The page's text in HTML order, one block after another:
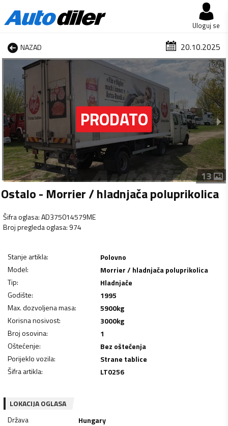
Uloguj se
NAZAD 20.10.2025
1 od 13
13
Ostalo - Morrier / hladnjača poluprikolica
Šifra oglasa:AD375014579ME
Broj pregleda oglasa: 974
Stanje artikla:
Polovno
Model:
Morrier / hladnjača poluprikolica
Tip:
Hladnjače
Godište:
1995
Max. dozvoljena masa: 5900kg
Korisna nosivost: 3000kg
Broj osovina:
1
Oštećenje:
Bez oštećenja
Porijeklo vozila:
Strane tablice
Šifra artikla: LT0256
LOKACIJA OGLASA
Država
Hungary